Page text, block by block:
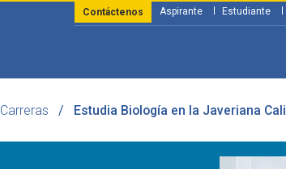
Aspirante Estudiante
Contáctenos
Carreras Estudia Biología en la Javeriana Cali